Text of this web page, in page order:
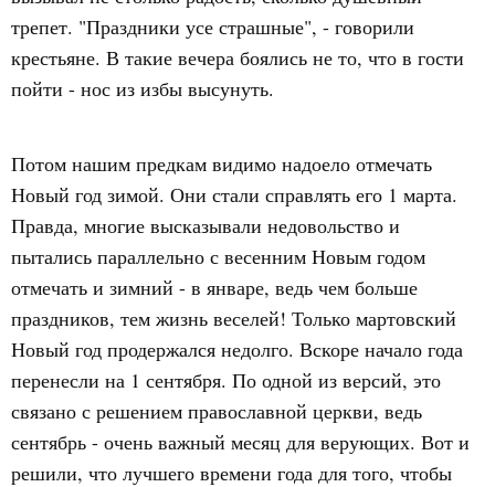
трепет. "Праздники усе страшные", - говорили
крестьяне. В такие вечера боялись не то, что в гости
пойти - нос из избы высунуть.
Потом нашим предкам видимо надоело отмечать
Новый год зимой. Они стали справлять его 1 марта.
Правда, многие высказывали недовольство и
пытались параллельно с весенним Новым годом
отмечать и зимний - в январе, ведь чем больше
праздников, тем жизнь веселей! Только мартовский
Новый год продержался недолго. Вскоре начало года
перенесли на 1 сентября. По одной из версий, это
связано с решением православной церкви, ведь
сентябрь - очень важный месяц для верующих. Вот и
решили, что лучшего времени года для того, чтобы